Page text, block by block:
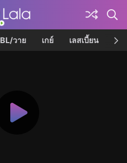
BL/วาย เกย์ เลสเบี้ยน เค